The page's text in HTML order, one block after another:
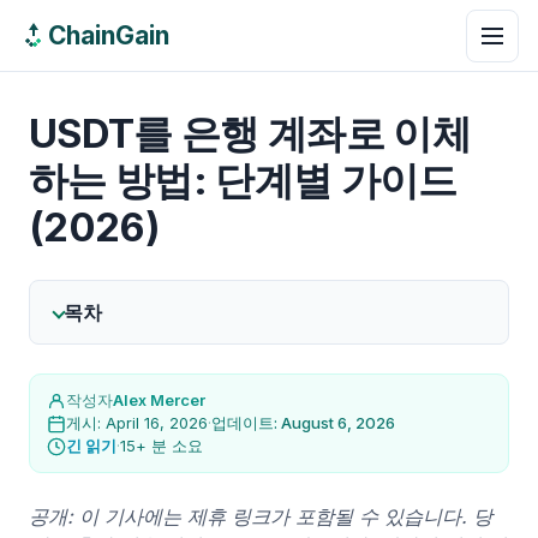
ChainGain
USDT를 은행 계좌로 이체
하는 방법: 단계별 가이드
(2026)
목차
작성자Alex Mercer
게시: April 16, 2026·업데이트: August 6, 2026
긴 읽기·15+ 분 소요
공개: 이 기사에는 제휴 링크가 포함될 수 있습니다. 당